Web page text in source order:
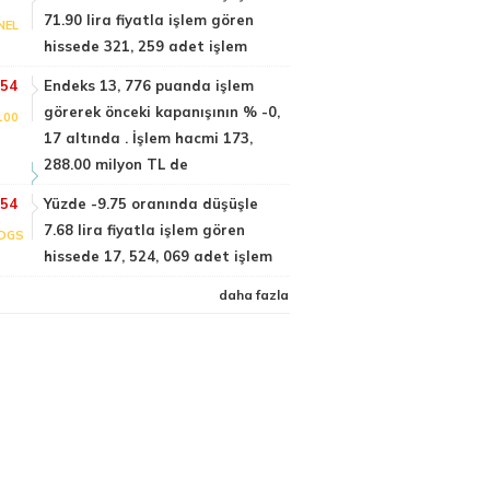
71.90 lira fiyatla işlem gören
hissede 321, 259 adet işlem
Endeks 13, 776 puanda işlem
görerek önceki kapanışının % -0,
17 altında . İşlem hacmi 173,
288.00 milyon TL de
Yüzde -9.75 oranında düşüşle
7.68 lira fiyatla işlem gören
hissede 17, 524, 069 adet işlem
daha fazla